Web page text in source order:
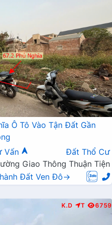
Ô Tô Vào Tận Đất Gần
Vấn
Đất Thổ Cư
Giao Thông Thuận Tiện
Đất Ven Đô→
K.D T 6759